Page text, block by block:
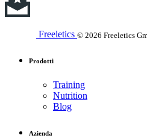
Freeletics © 2026 Freeletics
Prodotti
Training
Nutrition
Blog
Azienda